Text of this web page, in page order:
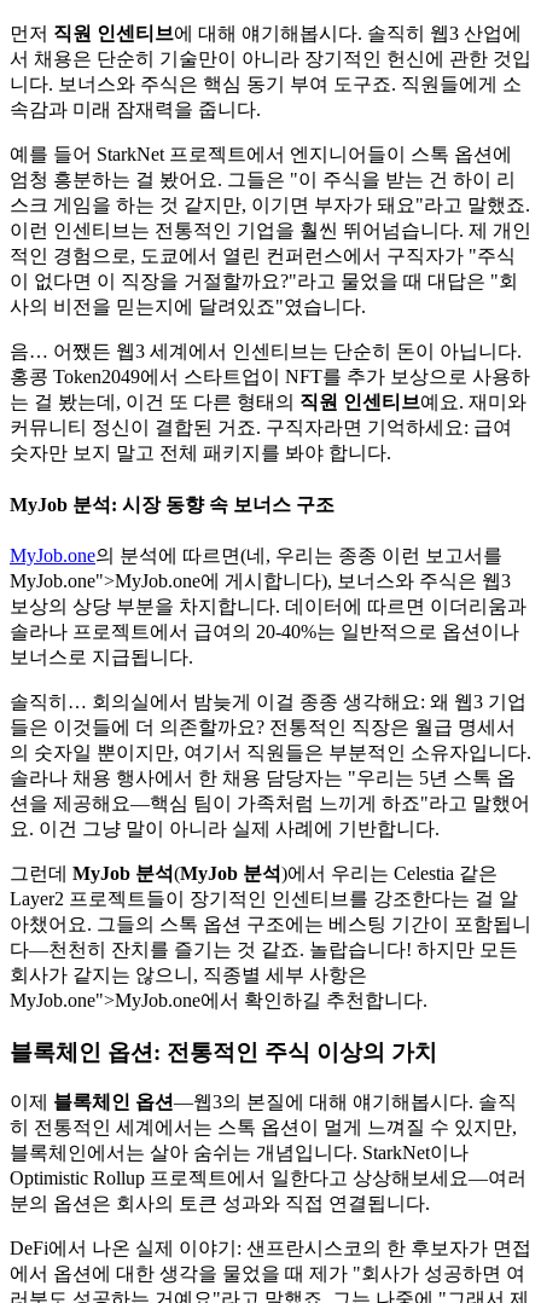
먼저 직원 인센티브에 대해 얘기해봅시다. 솔직히 웹3 산업에
서 채용은 단순히 기술만이 아니라 장기적인 헌신에 관한 것입
니다. 보너스와 주식은 핵심 동기 부여 도구죠. 직원들에게 소
속감과 미래 잠재력을 줍니다.
예를 들어 StarkNet 프로젝트에서 엔지니어들이 스톡 옵션에
엄청 흥분하는 걸 봤어요. 그들은 "이 주식을 받는 건 하이 리
스크 게임을 하는 것 같지만, 이기면 부자가 돼요"라고 말했죠.
이런 인센티브는 전통적인 기업을 훨씬 뛰어넘습니다. 제 개인
적인 경험으로, 도쿄에서 열린 컨퍼런스에서 구직자가 "주식
이 없다면 이 직장을 거절할까요?"라고 물었을 때 대답은 "회
사의 비전을 믿는지에 달려있죠"였습니다.
음… 어쨌든 웹3 세계에서 인센티브는 단순히 돈이 아닙니다.
홍콩 Token2049에서 스타트업이 NFT를 추가 보상으로 사용하
는 걸 봤는데, 이건 또 다른 형태의 직원 인센티브예요. 재미와
커뮤니티 정신이 결합된 거죠. 구직자라면 기억하세요: 급여
숫자만 보지 말고 전체 패키지를 봐야 합니다.
MyJob 분석 : 시장 동향 속 보너스 구조
MyJob.one의 분석에 따르면(네, 우리는 종종 이런 보고서를
MyJob.one">MyJob.one에 게시합니다), 보너스와 주식은 웹3
보상의 상당 부분을 차지합니다. 데이터에 따르면 이더리움과
솔라나 프로젝트에서 급여의 20-40%는 일반적으로 옵션이나
보너스로 지급됩니다.
솔직히… 회의실에서 밤늦게 이걸 종종 생각해요: 왜 웹3 기업
들은 이것들에 더 의존할까요? 전통적인 직장은 월급 명세서
의 숫자일 뿐이지만, 여기서 직원들은 부분적인 소유자입니다.
솔라나 채용 행사에서 한 채용 담당자는 "우리는 5년 스톡 옵
션을 제공해요—핵심 팀이 가족처럼 느끼게 하죠"라고 말했어
요. 이건 그냥 말이 아니라 실제 사례에 기반합니다.
그런데 MyJob 분석(MyJob 분석)에서 우리는 Celestia 같은
Layer2 프로젝트들이 장기적인 인센티브를 강조한다는 걸 알
아챘어요. 그들의 스톡 옵션 구조에는 베스팅 기간이 포함됩니
다—천천히 잔치를 즐기는 것 같죠. 놀랍습니다! 하지만 모든
회사가 같지는 않으니, 직종별 세부 사항은
MyJob.one">MyJob.one에서 확인하길 추천합니다.
블록체인 옵션 : 전통적인 주식 이상의 가치
이제 블록체인 옵션—웹3의 본질에 대해 얘기해봅시다. 솔직
히 전통적인 세계에서는 스톡 옵션이 멀게 느껴질 수 있지만,
블록체인에서는 살아 숨쉬는 개념입니다. StarkNet이나
Optimistic Rollup 프로젝트에서 일한다고 상상해보세요—여러
분의 옵션은 회사의 토큰 성과와 직접 연결됩니다.
DeFi에서 나온 실제 이야기: 샌프란시스코의 한 후보자가 면접
에서 옵션에 대한 생각을 물었을 때 제가 "회사가 성공하면 여